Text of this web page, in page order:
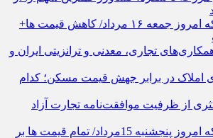
قیمت طلا و سکه امروز جمعه ۱۶ مرداد/ کاهش قیمت ها+
تجاری، معدنی و ترانزیتی ایران و
املاک در برابر جهش قیمت مسکن؛ کدام
از ظرفیت موافقت‌نامه تجارت آزاد
قیمت طلا و سکه امروز پنجشنبه 15مرداد/ تمام قیمت ها بر